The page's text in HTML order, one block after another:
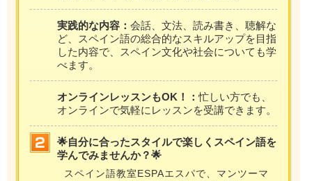
実践的な内容： 会話、文法、読み書き、聴解な
ど、スペイン語の総合的なスキルアップを目指
した内容で、スペイン文化や社会についても学
べます。
オンラインレッスンもOK！：忙しい方でも、
オンラインで気軽にレッスンを受講できます。
🌟自分に合ったスタイルで楽しくスペイン語を
学んでみませんか？🌟
スペイン語教室ESPAエスパで、マンツーマ